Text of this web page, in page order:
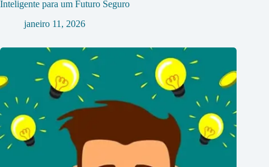
Inteligente para um Futuro Seguro
janeiro 11, 2026